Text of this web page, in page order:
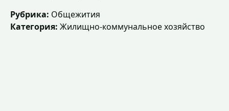
Рубрика: Общежития
Категория: Жилищно-коммунальное хозяйство